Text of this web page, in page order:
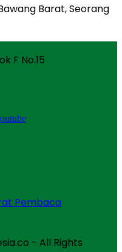
Barat, Seorang
F No.15
Pembaca
- All Rights